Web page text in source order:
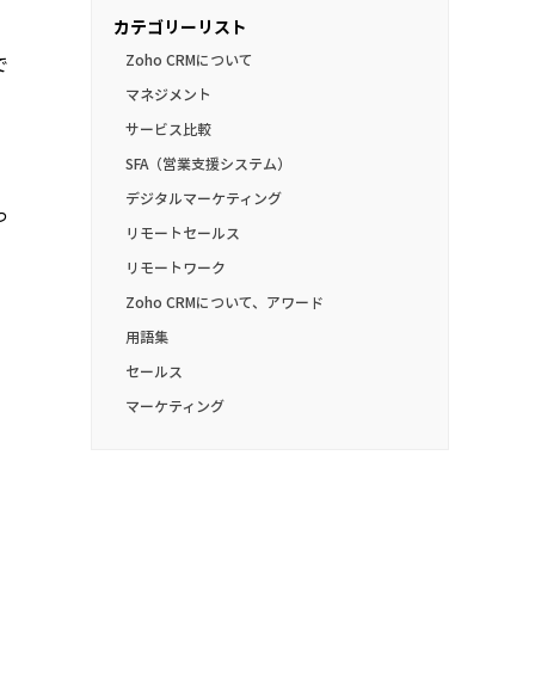
カテゴリーリスト
Zoho CRMについて
マネジメント
サービス比較
SFA（営業支援システム）
デジタルマーケティング
リモートセールス
リモートワーク
Zoho CRMについて、アワード
用語集
セールス
マーケティング